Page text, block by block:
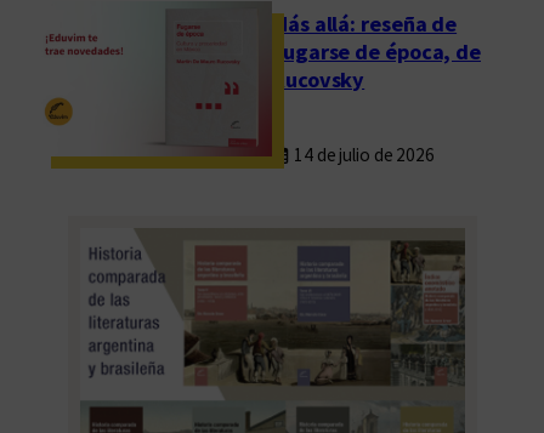
Más allá: reseña de
Fugarse de época, de
Rucovsky
14 de julio de 2026